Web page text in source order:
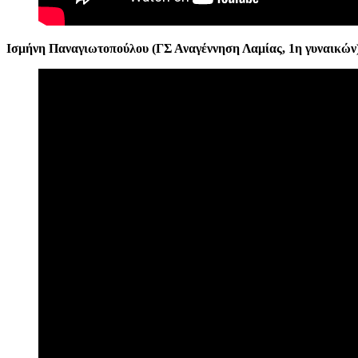
Ισμήνη Παναγιωτοπούλου (ΓΣ Αναγέννηση Λαμίας, 1η